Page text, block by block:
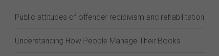
Public attitudes of offender recidivism and rehabilitation
Understanding How People Manage Their Books